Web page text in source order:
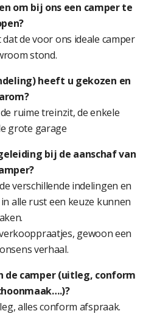
om bij ons een camper te
de voor ons ideale camper
stond.
heeft u gekozen en
ruime treinzit, de enkele
grote garage
bij de aanschaf van
verschillende indelingen en
alle rust een keuze kunnen
gewoon een
verhaal.
de camper (uitleg, conform
alles conform afspraak.